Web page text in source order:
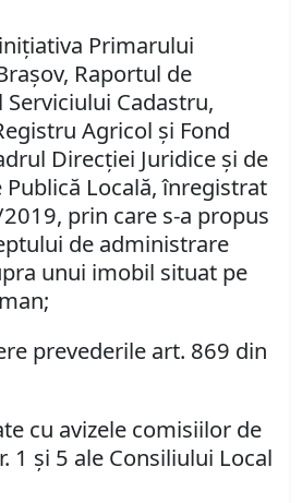
Primarului
Raportul de
Cadastru,
Agricol şi Fond
Direcţiei Juridice şi de
Locală, înregistrat
prin care s-a propus
de administrare
unui imobil situat pe
prevederile art. 869 din
cu avizele comisiilor de
1 şi 5 ale Consiliului Local